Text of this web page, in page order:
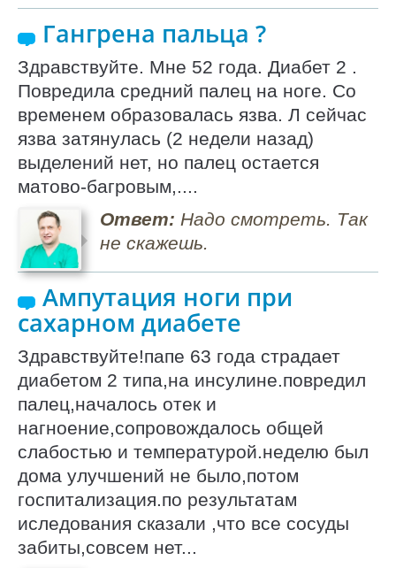
Гангрена пальца ?
Здравствуйте. Мне 52 года. Диабет 2 .
Повредила средний палец на ноге. Со
временем образовалась язва. Л сейчас
язва затянулась (2 недели назад)
выделений нет, но палец остается
матово-багровым,....
Ответ: Надо смотреть. Так
не скажешь.
Ампутация ноги при
сахарном диабете
Здравствуйте!папе 63 года страдает
диабетом 2 типа,на инсулине.повредил
палец,началось отек и
нагноение,сопровождалось общей
слабостью и температурой.неделю был
дома улучшений не было,потом
госпитализация.по результатам
иследования сказали ,что все сосуды
забиты,совсем нет...